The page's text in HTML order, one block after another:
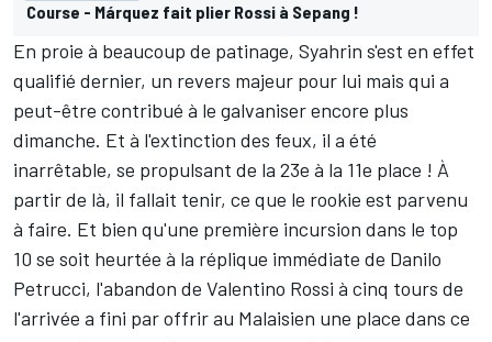
Course - Márquez fait plier Rossi à Sepang !
En proie à beaucoup de patinage, Syahrin s'est en effet
qualifié dernier, un revers majeur pour lui mais qui a
peut-être contribué à le galvaniser encore plus
dimanche. Et à l'extinction des feux, il a été
inarrêtable, se propulsant de la 23e à la 11e place ! À
partir de là, il fallait tenir, ce que le rookie est parvenu
à faire. Et bien qu'une première incursion dans le top
10 se soit heurtée à la réplique immédiate de Danilo
Petrucci, l'abandon de Valentino Rossi à cinq tours de
l'arrivée a fini par offrir au Malaisien une place dans ce